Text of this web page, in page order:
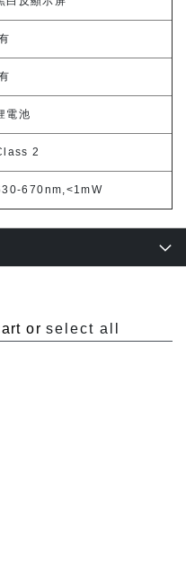
電池
2
670nm,<1mW
orselect all